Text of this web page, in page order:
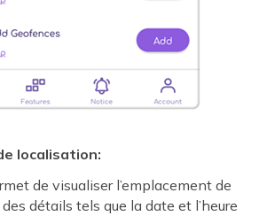
localisation:
de visualiser l’emplacement de
détails tels que la date et l’heure